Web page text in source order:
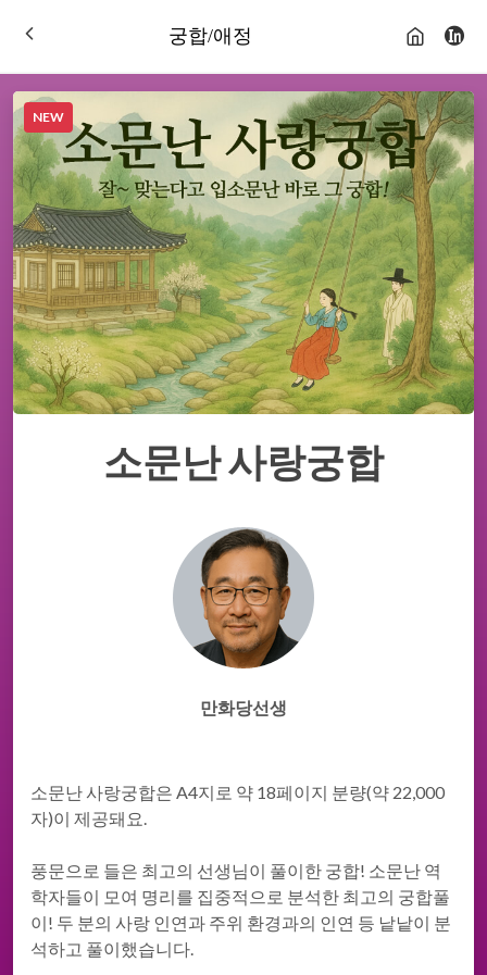
궁합/애정
NEW
소문난 사랑궁합
만화당선생
소문난 사랑궁합은 A4지로 약 18페이지 분량(약 22,000
자)이 제공돼요.
풍문으로 들은 최고의 선생님이 풀이한 궁합! 소문난 역
학자들이 모여 명리를 집중적으로 분석한 최고의 궁합풀
이! 두 분의 사랑 인연과 주위 환경과의 인연 등 낱낱이 분
석하고 풀이했습니다.